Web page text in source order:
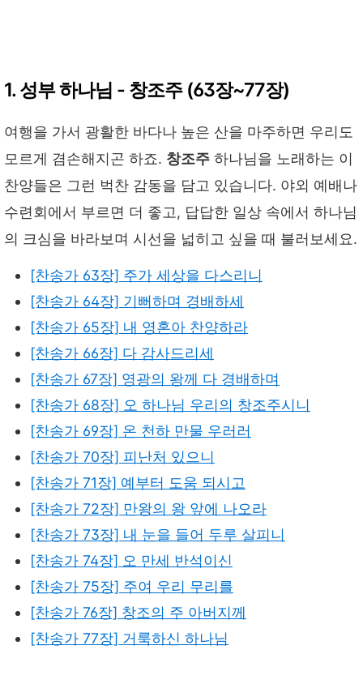
1. 성부 하나님 - 창조주 (63장~77장)
여행을 가서 광활한 바다나 높은 산을 마주하면 우리도
모르게 겸손해지곤 하죠. 창조주 하나님을 노래하는 이
찬양들은 그런 벅찬 감동을 담고 있습니다. 야외 예배나
수련회에서 부르면 더 좋고, 답답한 일상 속에서 하나님
의 크심을 바라보며 시선을 넓히고 싶을 때 불러보세요.
[찬송가 63장] 주가 세상을 다스리니
[찬송가 64장] 기뻐하며 경배하세
[찬송가 65장] 내 영혼아 찬양하라
[찬송가 66장] 다 감사드리세
[찬송가 67장] 영광의 왕께 다 경배하며
[찬송가 68장] 오 하나님 우리의 창조주시니
[찬송가 69장] 온 천하 만물 우러러
[찬송가 70장] 피난처 있으니
[찬송가 71장] 예부터 도움 되시고
[찬송가 72장] 만왕의 왕 앞에 나오라
[찬송가 73장] 내 눈을 들어 두루 살피니
[찬송가 74장] 오 만세 반석이신
[찬송가 75장] 주여 우리 무리를
[찬송가 76장] 창조의 주 아버지께
[찬송가 77장] 거룩하신 하나님